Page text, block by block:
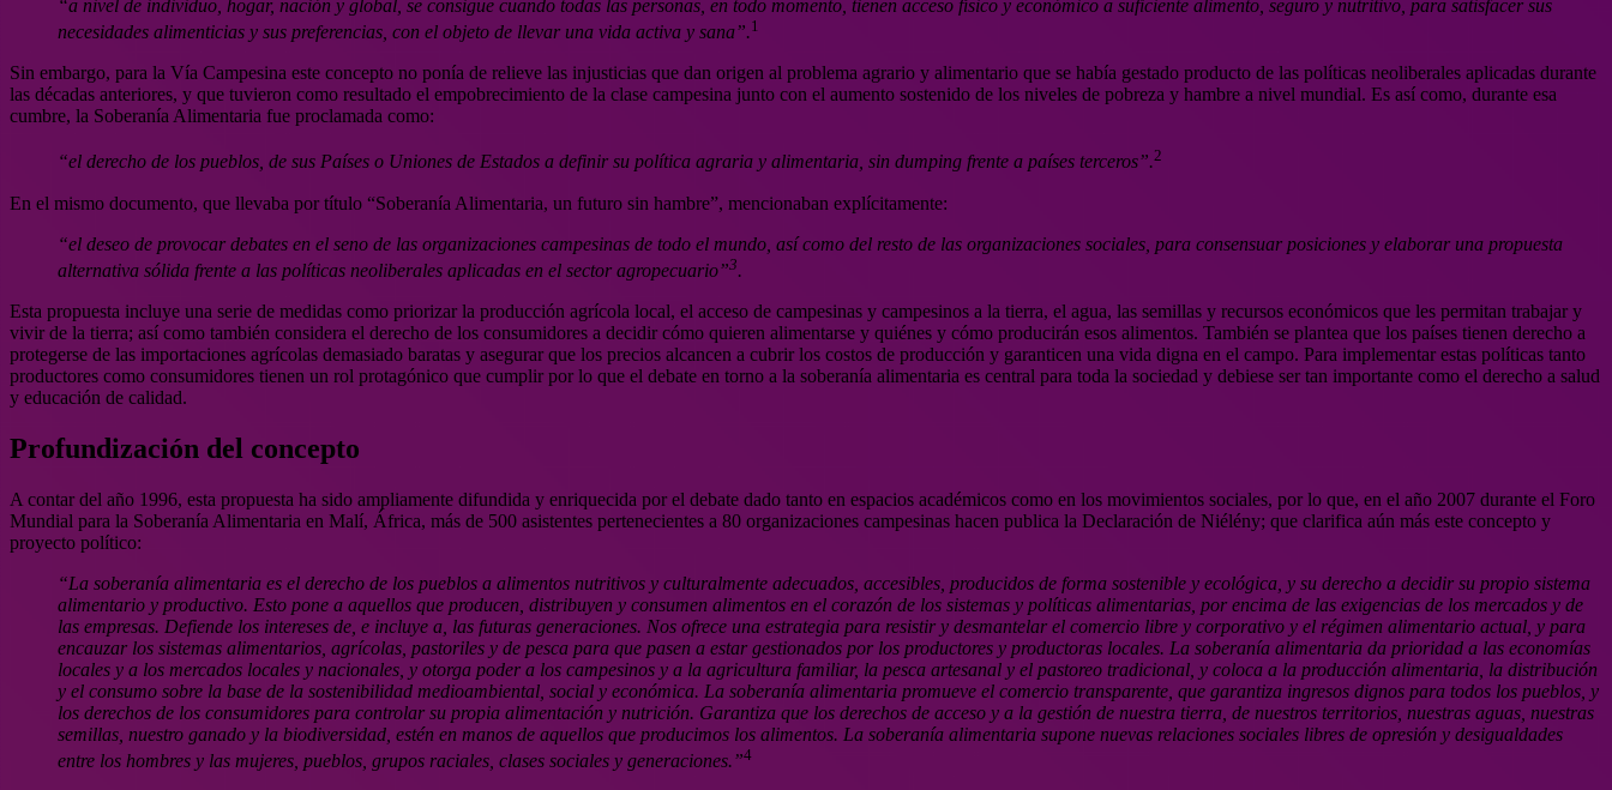
“a nivel de individuo, hogar, nación y global, se consigue cuando todas las personas, en todo momento, tienen acceso físico y económico a suficiente alimento, seguro y nutritivo, para satisfacer sus
necesidades alimenticias y sus preferencias, con el objeto de llevar una vida activa y sana”.1
Sin embargo, para la Vía Campesina este concepto no ponía de relieve las injusticias que dan origen al problema agrario y alimentario que se había gestado producto de las políticas neoliberales aplicadas durante
las décadas anteriores, y que tuvieron como resultado el empobrecimiento de la clase campesina junto con el aumento sostenido de los niveles de pobreza y hambre a nivel mundial. Es así como, durante esa
cumbre, la Soberanía Alimentaria fue proclamada como:
“el derecho de los pueblos, de sus Países o Uniones de Estados a definir su política agraria y alimentaria, sin dumping frente a países terceros”.2
En el mismo documento, que llevaba por título “Soberanía Alimentaria, un futuro sin hambre”, mencionaban explícitamente:
“el deseo de provocar debates en el seno de las organizaciones campesinas de todo el mundo, así como del resto de las organizaciones sociales, para consensuar posiciones y elaborar una propuesta
alternativa sólida frente a las políticas neoliberales aplicadas en el sector agropecuario”3.
Esta propuesta incluye una serie de medidas como priorizar la producción agrícola local, el acceso de campesinas y campesinos a la tierra, el agua, las semillas y recursos económicos que les permitan trabajar y
vivir de la tierra; así como también considera el derecho de los consumidores a decidir cómo quieren alimentarse y quiénes y cómo producirán esos alimentos. También se plantea que los países tienen derecho a
protegerse de las importaciones agrícolas demasiado baratas y asegurar que los precios alcancen a cubrir los costos de producción y garanticen una vida digna en el campo. Para implementar estas políticas tanto
productores como consumidores tienen un rol protagónico que cumplir por lo que el debate en torno a la soberanía alimentaria es central para toda la sociedad y debiese ser tan importante como el derecho a salud
y educación de calidad.
Profundización del concepto
A contar del año 1996, esta propuesta ha sido ampliamente difundida y enriquecida por el debate dado tanto en espacios académicos como en los movimientos sociales, por lo que, en el año 2007 durante el Foro
Mundial para la Soberanía Alimentaria en Malí, África, más de 500 asistentes pertenecientes a 80 organizaciones campesinas hacen publica la Declaración de Niélény; que clarifica aún más este concepto y
proyecto político:
“La soberanía alimentaria es el derecho de los pueblos a alimentos nutritivos y culturalmente adecuados, accesibles, producidos de forma sostenible y ecológica, y su derecho a decidir su propio sistema
alimentario y productivo. Esto pone a aquellos que producen, distribuyen y consumen alimentos en el corazón de los sistemas y políticas alimentarias, por encima de las exigencias de los mercados y de
las empresas. Defiende los intereses de, e incluye a, las futuras generaciones. Nos ofrece una estrategia para resistir y desmantelar el comercio libre y corporativo y el régimen alimentario actual, y para
encauzar los sistemas alimentarios, agrícolas, pastoriles y de pesca para que pasen a estar gestionados por los productores y productoras locales. La soberanía alimentaria da prioridad a las economías
locales y a los mercados locales y nacionales, y otorga poder a los campesinos y a la agricultura familiar, la pesca artesanal y el pastoreo tradicional, y coloca a la producción alimentaria, la distribución
y el consumo sobre la base de la sostenibilidad medioambiental, social y económica. La soberanía alimentaria promueve el comercio transparente, que garantiza ingresos dignos para todos los pueblos, y
los derechos de los consumidores para controlar su propia alimentación y nutrición. Garantiza que los derechos de acceso y a la gestión de nuestra tierra, de nuestros territorios, nuestras aguas, nuestras
semillas, nuestro ganado y la biodiversidad, estén en manos de aquellos que producimos los alimentos. La soberanía alimentaria supone nuevas relaciones sociales libres de opresión y desigualdades
entre los hombres y las mujeres, pueblos, grupos raciales, clases sociales y generaciones.”4